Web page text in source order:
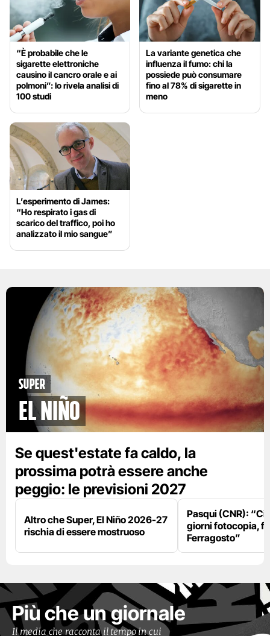
“È probabile che le
sigarette elettroniche
causino il cancro orale e ai
polmoni”: lo rivela analisi di
100 studi
La variante genetica che
influenza il fumo: chi la
possiede può consumare
fino al 78% di sigarette in
meno
L’esperimento di James:
“Ho respirato i gas di
scarico del traffico, poi ho
analizzato il mio sangue”
Super
El Niño
Se quest'estate fa caldo, la
prossima potrà essere anche
peggio: le previsioni 2027
Altro che Super, El Niño 2026-27
rischia di essere mostruoso
Pasqui (CNR):
giorni fotocopia,
Ferragosto”
Più che un giornale
Il media che racconta il tempo in cui